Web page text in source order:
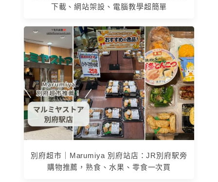
下載、網站架設、電腦教學超簡單
別府超市｜Marumiya 別府站店：JR別府駅旁
購物推薦，熟食、水果、零食一次買